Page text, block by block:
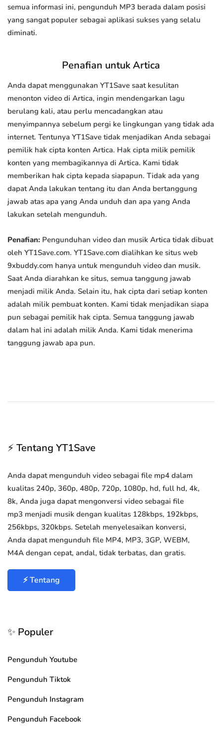
semua informasi ini, pengunduh MP3 berada dalam posisi
yang sangat populer sebagai aplikasi sukses yang selalu
diminati.
Penafian untuk Artica
Anda dapat menggunakan YT1Save saat kesulitan
menonton video di Artica, ingin mendengarkan lagu
berulang kali, atau perlu mencadangkan atau
menyimpannya sebelum pergi ke lingkungan yang tidak ada
internet. Tentunya YT1Save tidak menjadikan Anda sebagai
pemilik hak cipta konten Artica. Hak cipta milik pemilik
konten yang membagikannya di Artica. Kami tidak
memberikan hak cipta kepada siapapun. Tidak ada yang
dapat Anda lakukan tentang itu dan Anda bertanggung
jawab atas apa yang Anda unduh dan apa yang Anda
lakukan setelah mengunduh.
Penafian: Pengunduhan video dan musik Artica tidak dibuat
oleh YT1Save.com. YT1Save.com dialihkan ke situs web
9xbuddy.com hanya untuk mengunduh video dan musik.
Saat Anda diarahkan ke situs, semua tanggung jawab
menjadi milik Anda. Selain itu, hak cipta dari setiap konten
adalah milik pembuat konten. Kami tidak menjadikan siapa
pun sebagai pemilik hak cipta. Semua tanggung jawab
dalam hal ini adalah milik Anda. Kami tidak menerima
tanggung jawab apa pun.
⚡ Tentang YT1Save
Anda dapat mengunduh video sebagai file mp4 dalam
kualitas 240p, 360p, 480p, 720p, 1080p, hd, full hd, 4k,
8k, Anda juga dapat mengonversi video sebagai file
mp3 menjadi musik dengan kualitas 128kbps, 192kbps,
256kbps, 320kbps. Setelah menyelesaikan konversi,
Anda dapat mengunduh file MP4, MP3, 3GP, WEBM,
M4A dengan cepat, andal, tidak terbatas, dan gratis.
⚡ Tentang
✨ Populer
Pengunduh Youtube
Pengunduh Tiktok
Pengunduh Instagram
Pengunduh Facebook